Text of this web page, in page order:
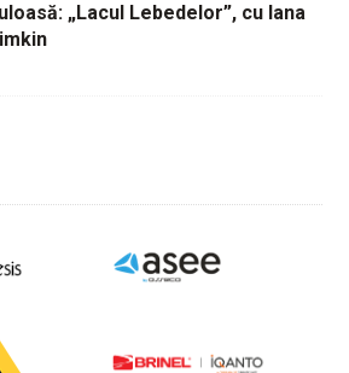
„Lacul Lebedelor”, cu Iana